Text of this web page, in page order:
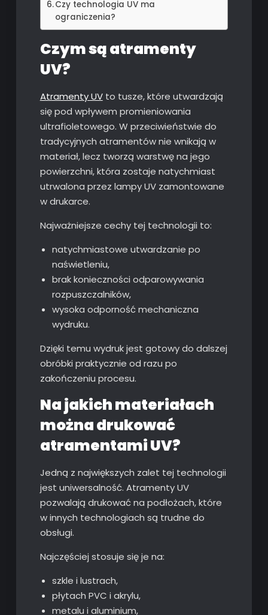
Czy technologia UV ma
ograniczenia?
Czym są atramenty
UV?
Atramenty UVto tusze, które utwardzają
się pod wpływem promieniowania
ultrafioletowego. W przeciwieństwie do
tradycyjnych atramentów nie wnikają w
materiał, lecz tworzą warstwę na jego
powierzchni, która zostaje natychmiast
utrwalona przez lampy UV zamontowane
w drukarce.
Najważniejsze cechy tej technologii to:
natychmiastowe utwardzanie po
naświetleniu,
brak konieczności odparowywania
rozpuszczalników,
wysoka odporność mechaniczna
wydruku.
Dzięki temu wydruk jest gotowy do dalszej
obróbki praktycznie od razu po
zakończeniu procesu.
Na jakich materiałach
można drukować
atramentami UV?
Jedną z największych zalet tej technologii
jest uniwersalność. Atramenty UV
pozwalają drukować na podłożach, które
w innych technologiach są trudne do
obsługi.
Najczęściej stosuje się je na:
szkle i lustrach,
płytach PVC i akrylu,
metalu i aluminium,